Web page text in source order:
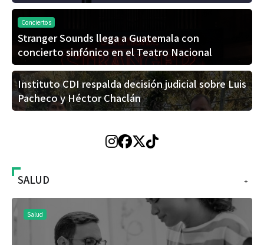
Conciertos
Stranger Sounds llega a Guatemala con
concierto sinfónico en el Teatro Nacional
Instituto CDI respalda decisión judicial sobre Luis
Pacheco y Héctor Chaclán
+
SALUD
Salud